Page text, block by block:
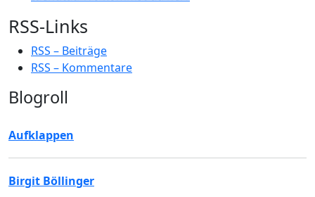
RSS-Links
RSS – Beiträge
RSS – Kommentare
Blogroll
Aufklappen
Birgit Böllinger